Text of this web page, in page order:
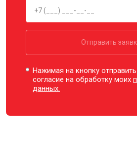
Отправить
Нажимая на кнопку
согласие на обработку моих
данных.